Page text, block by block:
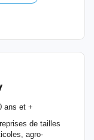
ans et +
de tailles
agro-